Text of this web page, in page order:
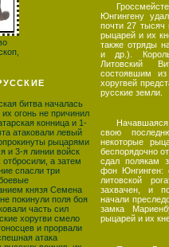
битва началась
огонь не причинил
конница и 1-
атаковали левый
рыцарями
и 3-я линии войск
а затем
спасли три
князя Семена
покинули поля боя
часть сил
хоругви смело
и прорвали
атака
Юнгингену
почти 27 тысяч
рыцарей и их
также отряды
и др.).
Литовский
состоявшим
хоругвей
русские земли.
Начавшаяся
свою
некоторые
беспорядочно
сдал полякам
фон Юнгинген:
литовской
захвачен, и
начали
замка
рыцарей и их